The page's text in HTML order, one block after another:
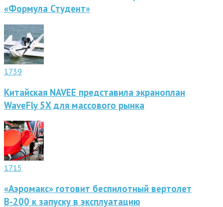
«Формула Студент»
1739
Китайская NAVEE представила экраноплан
WaveFly 5X для массового рынка
1715
«Аэромакс» готовит беспилотный вертолет
В-200 к запуску в эксплуатацию